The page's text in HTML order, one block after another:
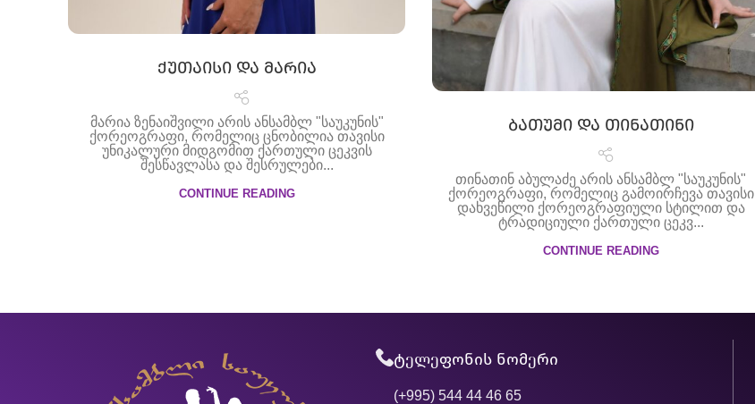
ქუთაისი და მარია
მარია ზენაიშვილი არის ანსამბლ "საუკუნის"
ქორეოგრაფი, რომელიც ცნობილია თავისი
უნიკალური მიდგომით ქართული ცეკვის
შესწავლასა და შესრულები...
CONTINUE READING
ბათუმი და თინათინი
თინათინ აბულაძე არის ანსამბლ "საუკუნის"
ქორეოგრაფი, რომელიც გამოირჩევა თავისი
დახვეწილი ქორეოგრაფიული სტილით და
ტრადიციული ქართული ცეკვ...
CONTINUE READING
ტელეფონის ნომერი
(+995) 544 44 46 65